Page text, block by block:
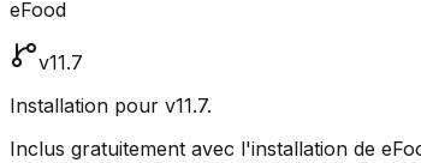
eFood
v11.7
Installation pour v11.7.
Inclus gratuitement avec l'installation de